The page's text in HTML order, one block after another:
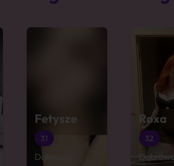
Fetysze
31
Dąbrowa
Roxa
32